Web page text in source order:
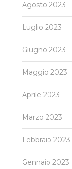
Agosto 2023
Luglio 2023
Giugno 2023
Maggio 2023
Aprile 2023
Marzo 2023
Febbraio 2023
Gennaio 2023